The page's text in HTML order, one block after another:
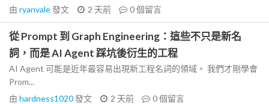
由 ryanvale發文 2 天前 0個留言
從 Prompt 到 Graph Engineering：這些不只是新名
詞，而是 AI Agent 踩坑後衍生的工程
AI Agent 可能是近年最容易出現新工程名詞的領域。 我們才剛學會
Prom...
由 hardness1020發文 2 天前 0個留言